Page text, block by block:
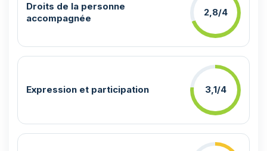
Droits de la personne
accompagnée
2,8/4
Expression et participation 3,1/4